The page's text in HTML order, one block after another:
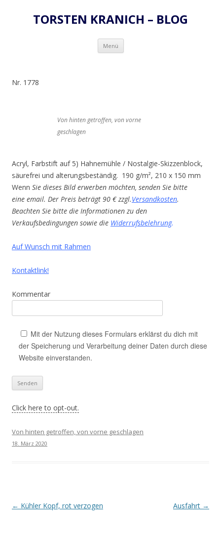
TORSTEN KRANICH – BLOG
Menü Zum
springen
Nr. 1778
Von hinten getroffen, von vorne
geschlagen
Acryl, Farbstift auf 5) Hahnemühle / Nostalgie-Skizzenblock,
säurefrei und alterungsbeständig. 190 g/m², 210 x 150 mm
Wenn Sie dieses Bild erwerben möchten, senden Sie bitte
eine email. Der Preis beträgt 90 € zzgl.Versandkosten.
Beachten Sie bitte die Informationen zu den
Verkaufsbedingungen sowie die Widerrufsbelehrung.
Auf Wunsch mit Rahmen
Kontaktlink!
Kommentar
Mit der Nutzung dieses Formulars erklärst du dich mit
der Speicherung und Verarbeitung deiner Daten durch diese
Website einverstanden.
Click here to opt-out.
Von hinten getroffen, von vorne geschlagen
18. März 2020
Beitrags-
← Kühler Kopf, rot verzogen Ausfahrt →